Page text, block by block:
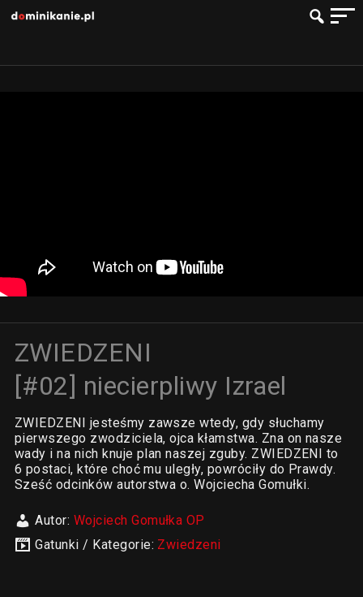
ZWIEDZENI
[#02] niecierpliwy Izrael
ZWIEDZENI jesteśmy zawsze wtedy, gdy słuchamy
pierwszego zwodziciela, ojca kłamstwa. Zna on nasze
wady i na nich knuje plan naszej zguby. ZWIEDZENI to
6 postaci, które choć mu uległy, powróciły do Prawdy.
Sześć odcinków autorstwa o. Wojciecha Gomułki.
Autor: Wojciech Gomułka OP
Gatunki / Kategorie: Zwiedzeni